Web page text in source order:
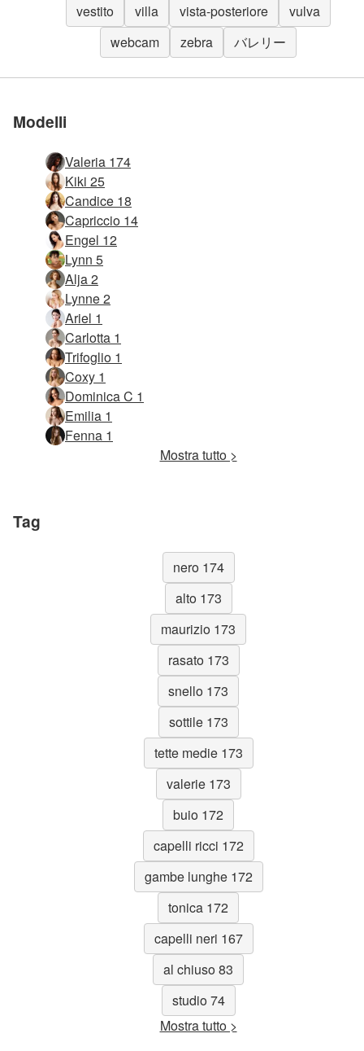
vestito
villa vista-posteriore
vulva
webcam
zebra バレリー
Modelli
Valeria 174
Kiki 25
Candice 18
Capriccio 14
Engel 12
Lynn 5
Alja 2
Lynne 2
Ariel 1
Carlotta 1
Trifoglio 1
Coxy 1
Dominica C 1
Emilia 1
Fenna 1
Mostra tutto >
Tag
nero 174
alto 173
maurizio 173
rasato 173
snello 173
sottile 173
tette medie 173
valerie 173
buio 172
capelli ricci 172
gambe lunghe 172
tonica 172
capelli neri 167
al chiuso 83
studio 74
Mostra tutto >